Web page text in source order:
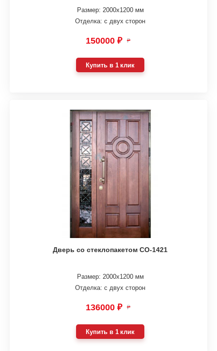
Размер: 2000х1200 мм
Отделка: с двух сторон
150000 ₽ ₽
Купить в 1 клик
Дверь со стеклопакетом СО-1421
Размер: 2000х1200 мм
Отделка: с двух сторон
136000 ₽ ₽
Купить в 1 клик